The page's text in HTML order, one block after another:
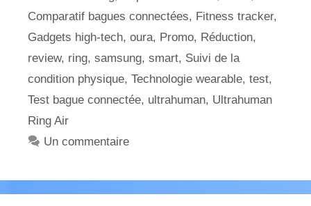
Comparatif bagues connectées, Fitness tracker,
Gadgets high-tech, oura, Promo, Réduction,
review, ring, samsung, smart, Suivi de la
condition physique, Technologie wearable, test,
Test bague connectée, ultrahuman, Ultrahuman
Ring Air
Un commentaire